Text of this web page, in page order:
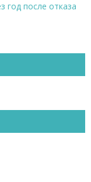
год после отказа